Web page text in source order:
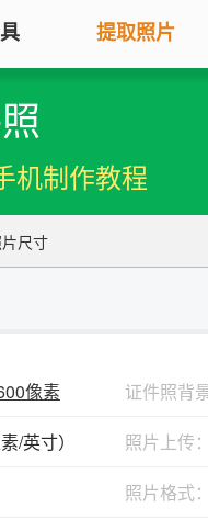
色服务专区
上传照片包过审
化一键搞定
图片改分辨
换算图片尺寸
像素、分辨率
图片彩色转
拟打印效果
提取照片
制作教程
尺寸
像素
证件照背景
/英寸） 照片上传：
照片格式：